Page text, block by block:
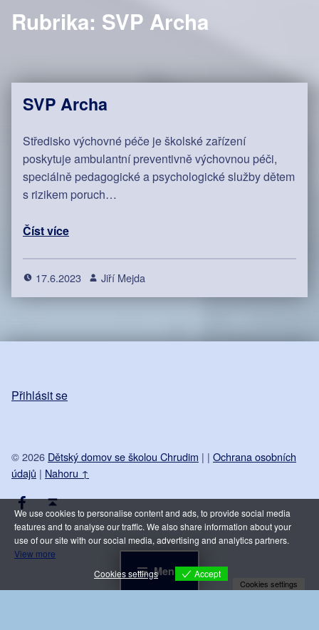
Menu
Rubrika: SVP Archa
SVP Archa
Středisko výchovné péče je školské zařízení
poskytuje ambulantní preventivně výchovnou péči,
speciálně pedagogické a psychologické služby dětem
s rizikem poruch…
Číst více
17.6.2023 Jiří Mejda
Přihlásit se
© 2026 Dětský domov se školou Chrudim | | Ochrana osobních
údajů | Nahoru ↑
Facebook DDŠ Chrudim
We use cookies to personalise content and ads, to provide social media
features and to analyse our traffic. We also share information about your
use of our site with our social media, advertising and analytics partners.
View more
Cookies settings
Accept
Cookies settings